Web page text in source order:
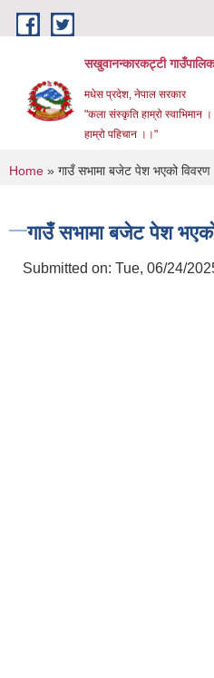
Skip to main content
सखुवानन्कारकट्टी
मधेस प्रदेश, नेपाल सरकार
"कला संस्कृति हाम्रो स्वाभिमान
हाम्रो पहिचान ।।"
You are here
Home » गाउँ सभामा बजेट पेश भएको विवरण
गाउँ सभामा बजेट पेश
Submitted on: Tue, 06/24/